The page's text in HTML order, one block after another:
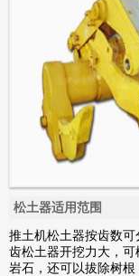
松土器适用范围
推土机松土器按齿数
齿松土器开挖力大，
岩石，还可以拔除树